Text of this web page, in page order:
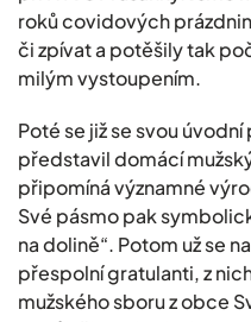
roků covidových
či zpívat a potěšily tak
milým vystoupením.
Poté se již se svou úvodní
představil domácí
připomíná významné
Své pásmo pak
na dolině“. Potom už se
přespolní gratulanti, z
mužského sboru z obce